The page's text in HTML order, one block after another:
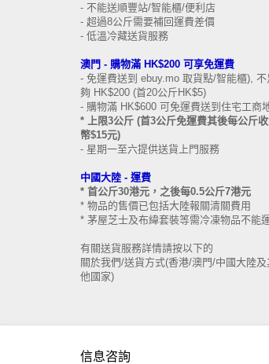
- 不能送順豐站/智能櫃/便利店
- 超過8公斤需要補回運費差價
- 低溫冷藏送貨服務
澳門 - 購物滿 HK$200 可享免運費
- 免運費送到 ebuy.mo 取貨點/智能櫃), 不
夠 HK$200 (首20公斤HK$5)
- 購物滿 HK$600 可免運費送到住宅工商
* 上限3公斤 (首3公斤免運費其後每公斤
幣$15元)
- 星期一至六提供送貨上門服務
中國大陸 - 運費
* 首公斤30港元，之後每0.5公斤7港元
* 物品的售價已包括大陸報關清關費用
* 茅屋芝士及布緯套裝等需冷凍物品不能
有關送貨服務詳情請按以下的
關於我們/送貨方式(香港/澳門/中國大陸及
他國家)
信息咨詢